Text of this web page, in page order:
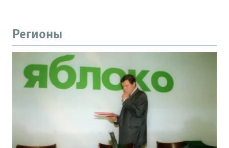
Регионы